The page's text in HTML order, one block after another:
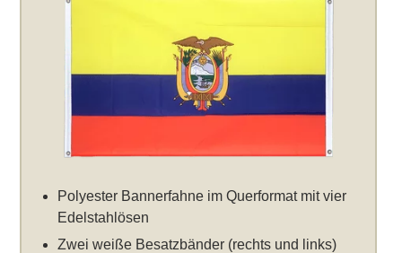
Polyester Bannerfahne im Querformat mit vier
Edelstahlösen
Zwei weiße Besatzbänder (rechts und links)